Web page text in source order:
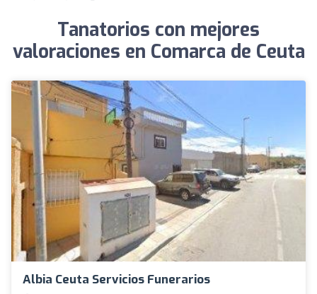
Tanatorios con mejores
valoraciones en Comarca de Ceuta
Albia Ceuta Servicios Funerarios